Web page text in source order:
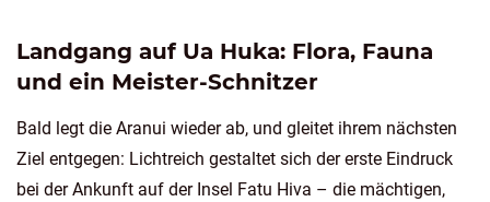
Landgang auf Ua Huka: Flora, Fauna
und ein Meister-Schnitzer
Bald legt die Aranui wieder ab, und gleitet ihrem nächsten
Ziel entgegen: Lichtreich gestaltet sich der erste Eindruck
bei der Ankunft auf der Insel Fatu Hiva – die mächtigen,